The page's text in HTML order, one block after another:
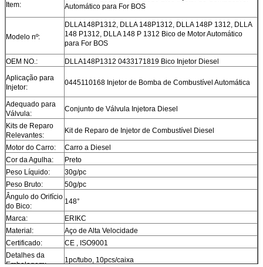
Item:
Automático para For BOS
Modelo nº:
DLLA148P1312, DLLA 148P1312, DLLA 148P 1312, DLLA
148 P1312, DLLA 148 P 1312 Bico de Motor Automático
para For BOS
OEM NO.:
DLLA148P1312 0433171819 Bico Injetor Diesel
Aplicação para
Injetor:
0445110168 Injetor de Bomba de Combustível Automática
Adequado para
Válvula:
Conjunto de Válvula Injetora Diesel
Kits de Reparo
Relevantes:
Kit de Reparo de Injetor de Combustível Diesel
Motor do Carro:
Carro a Diesel
Cor da Agulha:
Preto
Peso Líquido:
30g/pc
Peso Bruto:
50g/pc
Ângulo do Orifício
do Bico:
148°
Marca:
ERIKC
Material:
Aço de Alta Velocidade
Certificado:
CE , ISO9001
Detalhes da
Embalagem:
1pc/tubo, 10pcs/caixa